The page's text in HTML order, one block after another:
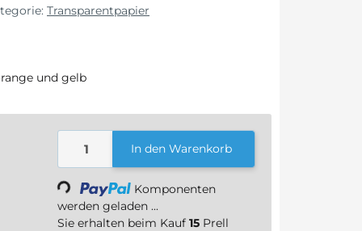
Transparentpapier
und gelb
In den Warenkorb
Loading...
Komponenten
werden geladen ...
Sie erhalten beim Kauf 15 Prell